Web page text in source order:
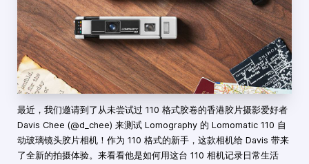
最近，我们邀请到了从未尝试过 110 格式胶卷的香港胶片摄影爱好者
Davis Chee (@d_chee) 来测试 Lomography 的 Lomomatic 110 自
动玻璃镜头胶片相机！作为 110 格式的新手，这款相机给 Davis 带来
了全新的拍摄体验。来看看他是如何用这台 110 相机记录日常生活